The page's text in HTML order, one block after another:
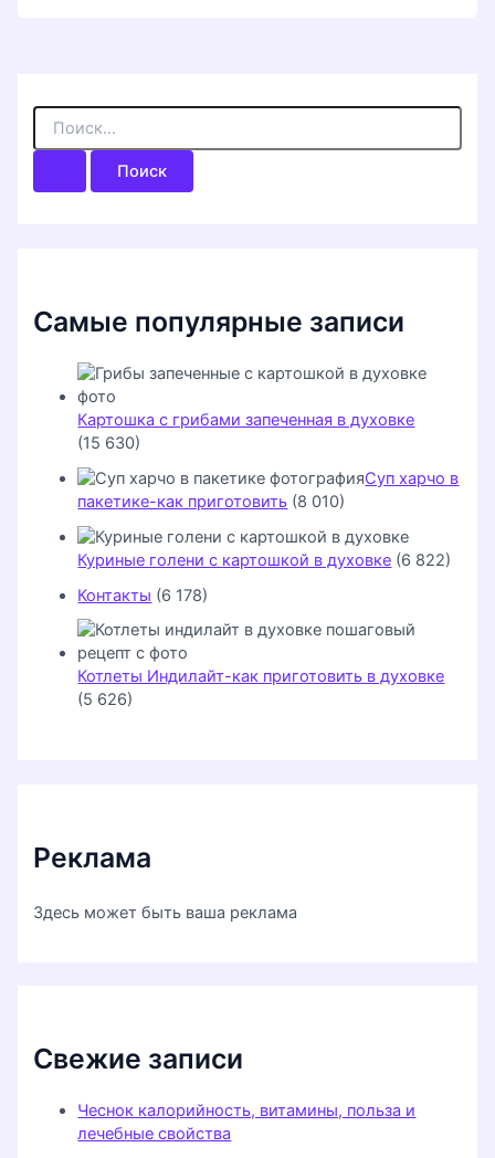
П
и
Самые популярные записи
Картошка с грибами запеченная в духовке
(15 630)
Суп харчо в
пакетике-как приготовить (8 010)
Куриные голени с картошкой в духовке (6 822)
Контакты (6 178)
Котлеты Индилайт-как приготовить в духовке
(5 626)
Реклама
Здесь может быть ваша реклама
Свежие записи
Чеснок калорийность, витамины, польза и
лечебные свойства